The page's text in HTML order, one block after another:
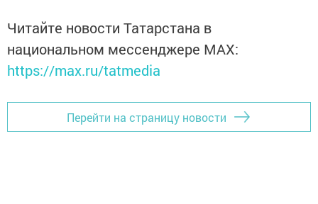
Читайте новости Татарстана в
национальном мессенджере MАХ:
https://max.ru/tatmedia
Перейти на страницу новости